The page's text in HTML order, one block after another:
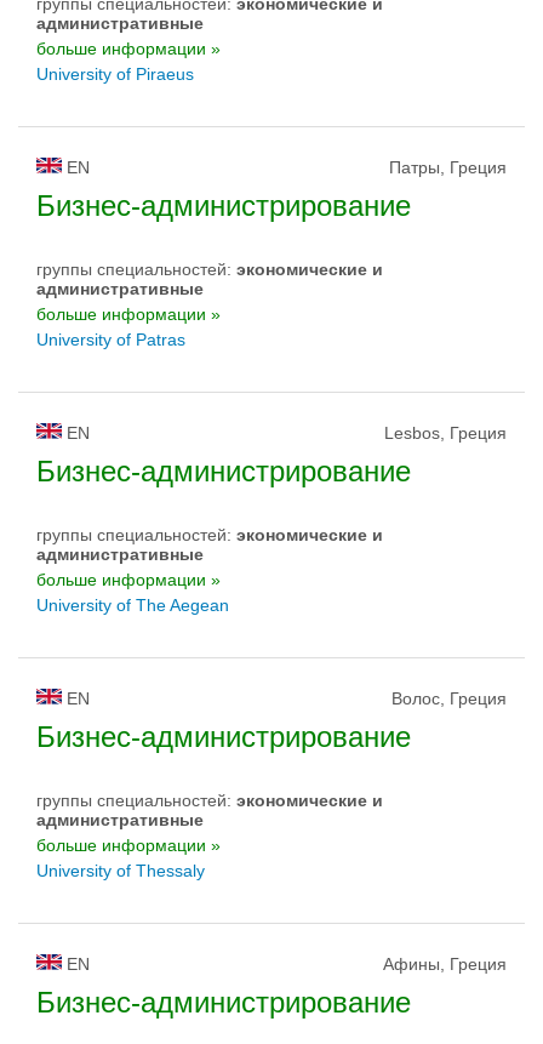
административные
больше информации »
University of Piraeus
EN Патры, Греция
Бизнес-администрирование
группы специальностей: экономические и
административные
больше информации »
University of Patras
EN Lesbos, Греция
Бизнес-администрирование
группы специальностей: экономические и
административные
больше информации »
University of The Aegean
EN Волос, Греция
Бизнес-администрирование
группы специальностей: экономические и
административные
больше информации »
University of Thessaly
EN Афины, Греция
Бизнес-администрирование